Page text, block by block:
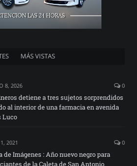
MÁS VISTAS
8, 2026 0
detiene a tres sujetos sorprendidos
al interior de una farmacia en avenida
Luco
2021 0
de Imágenes : Año nuevo negro para